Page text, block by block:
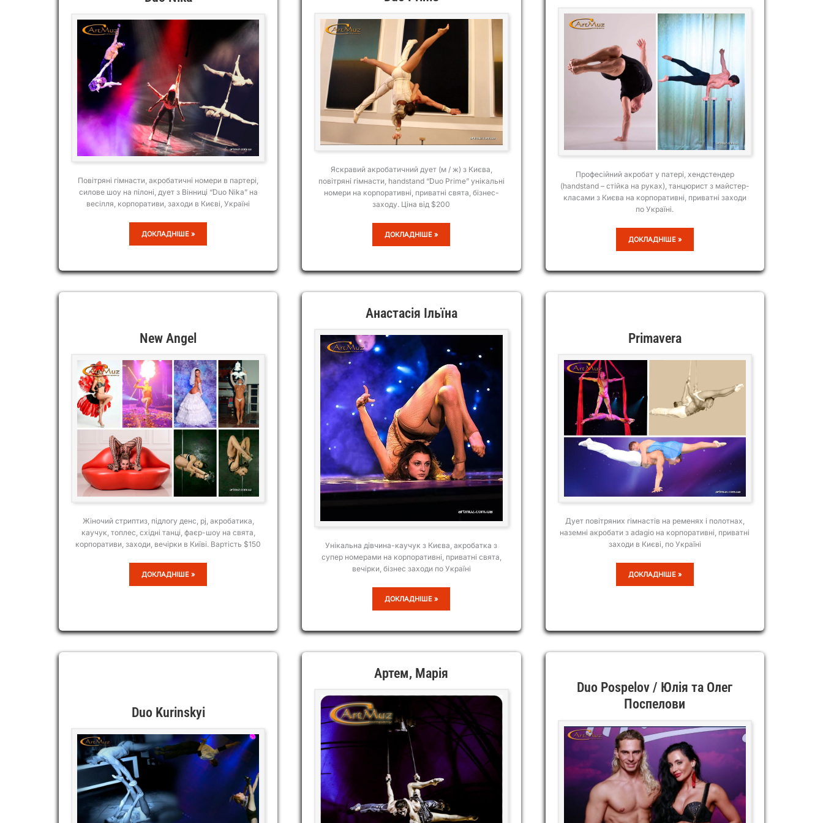
Повітряні гімнасти, акробатичні номери в партері,
силове шоу на пілоні, дует з Вінниці “Duo Nika” на
весілля, корпоративи, заходи в Києві, Україні
DUO
NIKA
ДОКЛАДНІШЕ »
Яскравий акробатичний дует (м / ж) з Києва,
повітряні гімнасти, handstand “Duo Prime” унікальні
номери на корпоративні, приватні свята, бізнес-
заходу. Ціна від $200
DUO
PRIME
ДОКЛАДНІШЕ »
Професійний акробат у патері, хендстендер
(handstand – стійка на руках), танцюрист з майстер-
класами з Києва на корпоративні, приватні заходи
по Україні.
ОЛЕКСАНДР
ВОЙТОВИЧ
ДОКЛАДНІШЕ »
New Angel
Жіночий стриптиз, підлогу денс, pj, акробатика,
каучук, топлес, східні танці, фаєр-шоу на свята,
корпоративи, заходи, вечірки в Київі. Вартість $150
NEW
ANGEL
ДОКЛАДНІШЕ »
Анастасія Ільїна
Унікальна дівчина-каучук з Києва, акробатка з
супер номерами на корпоративні, приватні свята,
вечірки, бізнес заходи по Україні
АНАСТАСІЯ
ІЛЬЇНА
ДОКЛАДНІШЕ »
Primavera
Дует повітряних гімнастів на ременях і полотнах,
наземні акробати з adagio на корпоративні, приватні
заходи в Києві, по Україні
PRIMAVERA
ДОКЛАДНІШЕ »
Duo Kurinskyi
Артем, Марія
Duo Pospelov / Юлія та Олег
Поспелови